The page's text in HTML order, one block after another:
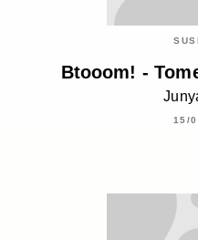
Btooom! -
15/